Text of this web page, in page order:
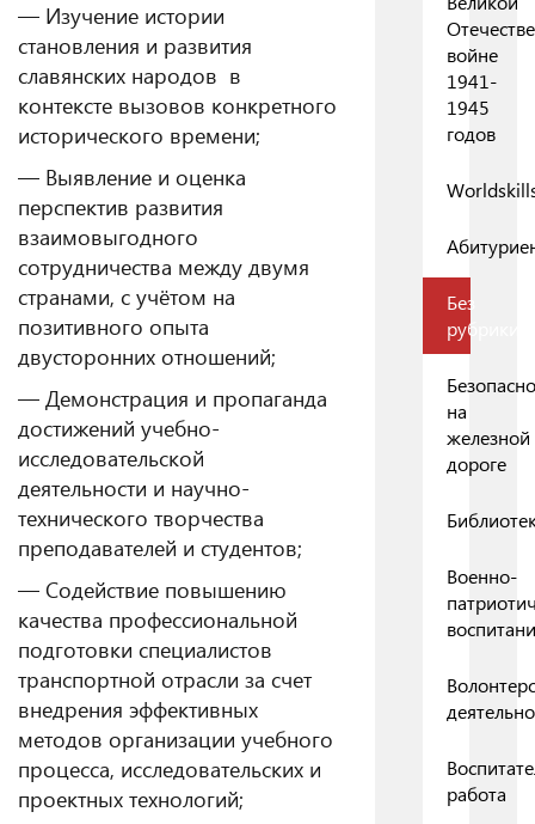
— Изучение истории
становления и развития
славянских народов в
контексте вызовов конкретного
исторического времени;
— Выявление и оценка
перспектив развития
взаимовыгодного
сотрудничества между двумя
странами, с учётом на
позитивного опыта
двусторонних отношений;
— Демонстрация и пропаганда
достижений учебно-
исследовательской
деятельности и научно-
технического творчества
преподавателей и студентов;
— Содействие повышению
качества профессиональной
подготовки специалистов
транспортной отрасли за счет
внедрения эффективных
методов организации учебного
процесса, исследовательских и
проектных технологий;
войне
1941-
1945
годов
Без
рубрики
на
железной
дороге
Военно-
работа